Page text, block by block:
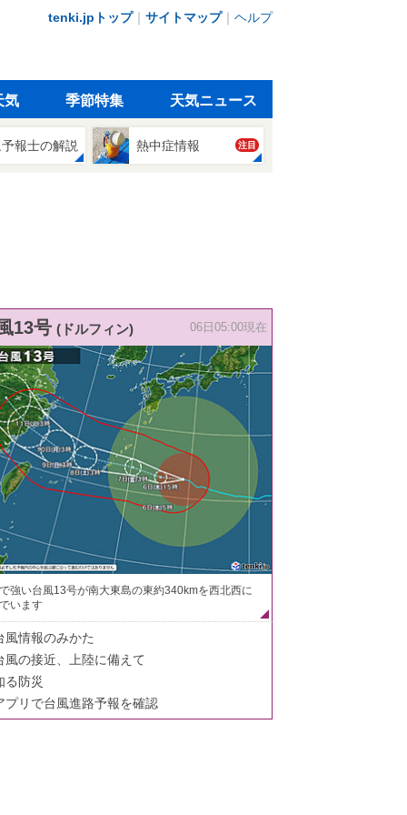
tenki.jpトップ｜ サイトマップ｜ ヘルプ
気 季節特集 天気ニュース
報士の解説 熱中症情報 注目
13号 (ドルフィン) 06日05:00現在
強い台風13号が南大東島の東約340kmを西北西に
います
風情報のみかた
風の接近、上陸に備えて
る防災
プリで台風進路予報を確認